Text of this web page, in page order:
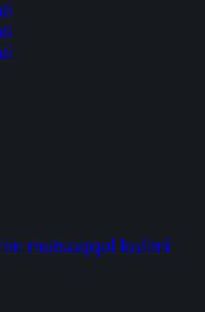
mutsaqqal kalimi